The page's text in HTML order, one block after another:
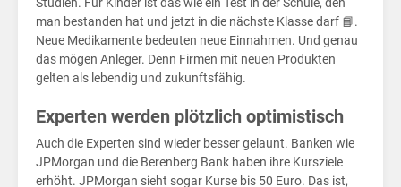
man bestanden hat und jetzt in die nächste Klasse darf 📘.
Neue Medikamente bedeuten neue Einnahmen. Und genau
das mögen Anleger. Denn Firmen mit neuen Produkten
gelten als lebendig und zukunftsfähig.
Experten werden plötzlich optimistisch
Auch die Experten sind wieder besser gelaunt. Banken wie
JPMorgan und die Berenberg Bank haben ihre Kursziele
erhöht. JPMorgan sieht sogar Kurse bis 50 Euro. Das ist,